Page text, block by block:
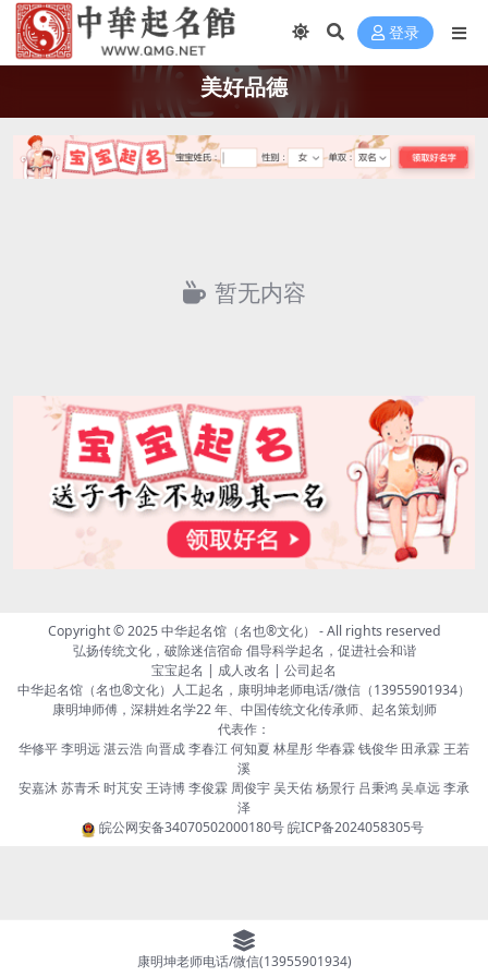
登录
美好品德
暂无内容
Copyright © 2025中华起名馆（名也®文化） - All rights reserved
弘扬传统文化，破除迷信宿命 倡导科学起名，促进社会和谐
宝宝起名 | 成人改名 | 公司起名
中华起名馆（名也®文化）人工起名，康明坤老师电话/微信（13955901934）
康明坤师傅，深耕姓名学22 年、中国传统文化传承师、起名策划师
代表作：
华修平 李明远 湛云浩 向晋成 李春江 何知夏 林星彤 华春霖 钱俊华 田承霖 王若
溪
安嘉沐 苏青禾 时芃安 王诗博 李俊霖 周俊宇 吴天佑 杨景行 吕秉鸿 吴卓远 李承
泽
皖公网安备34070502000180号皖ICP备2024058305号
康明坤老师电话/微信(13955901934)